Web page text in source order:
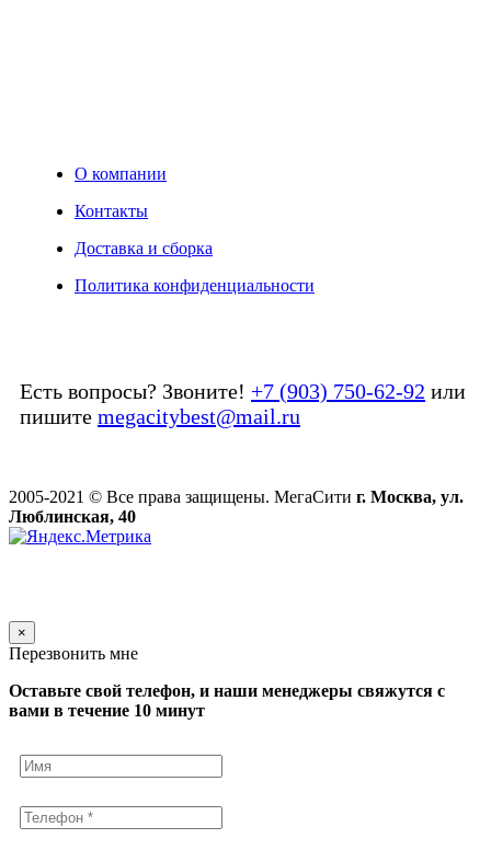
О компании
Контакты
Доставка и сборка
Политика конфиденциальности
Есть вопросы? Звоните! +7 (903) 750-62-92 или
пишите megacitybest@mail.ru
2005-2021 © Все права защищены. МегаСити г. Москва, ул.
Люблинская, 40
×
Перезвонить мне
Оставьте свой телефон, и наши менеджеры свяжутся с
вами в течение 10 минут